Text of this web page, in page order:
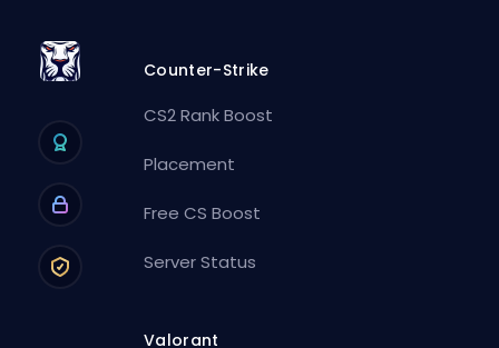
Counter-Strike
CS2 Rank Boost
Placement
Free CS Boost
Server Status
Valorant